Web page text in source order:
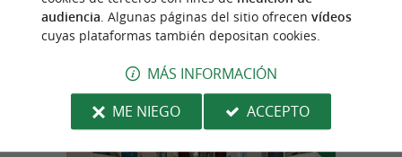
n
u
e
s
t
r
o
f
a
v
o
r
i
t
o
audiencia. Algunas páginas del sitio ofrecen vídeos
cuyas plataformas también depositan cookies.
MÁS INFORMACIÓN
ME NIEGO
ACCEPTO